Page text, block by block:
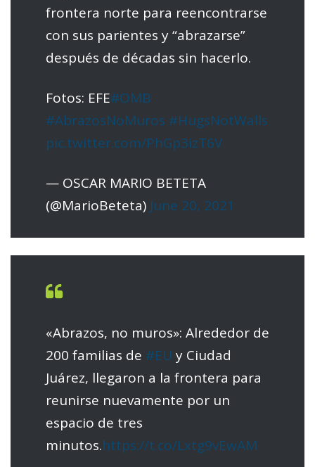
frontera norte para reencontrarse
con sus parientes y “abrazarse”
después de décadas sin hacerlo.
Fotos: EFE#OMB
#AbrazosNoMuros #HugsNotWalls
pic.twitter.com/PhGp3izT6V
— OSCAR MARIO BETETA
(@MarioBeteta) June 20, 2021
«Abrazos, no muros»: Alrededor de
200 familias de #EU y Ciudad
Juárez, llegaron a la frontera para
reunirse nuevamente por un
espacio de tres
minutos.https://t.co/Lxtg9vEwAM